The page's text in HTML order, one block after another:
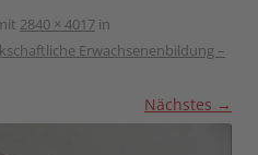
2840 × 4017 in
Erwachsenenbildung –
Nächstes →